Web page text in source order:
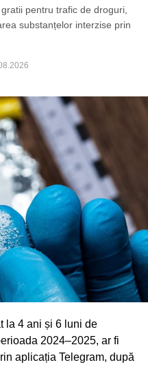
de supraveghere
Ciuflea, la intersecția cu
Imaginile arată cum o
o cameră video, iar
plăci de teracotă de pe
a sesizat organele
toate
implicate.
în cel mai scurt timp.
pentru trafic de droguri,
substanțelor interzise prin
la 4 ani și 6 luni de
2024–2025, ar fi
aplicația Telegram, după